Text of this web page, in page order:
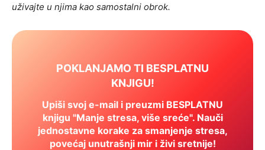
uživajte u njima kao samostalni obrok.
POKLANJAMO TI BESPLATNU
KNJIGU!
Upiši svoj e-mail i preuzmi BESPLATNU
knjigu "Manje stresa, više sreće". Nauči
jednostavne korake za smanjenje stresa,
povećaj unutrašnji mir i živi sretnije!